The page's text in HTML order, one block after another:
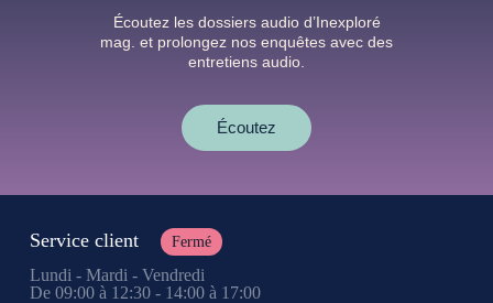
Écoutez les dossiers audio d’Inexploré
mag. et prolongez nos enquêtes avec des
entretiens audio.
Écoutez
Service client Fermé
Lundi - Mardi - Vendredi
De 09:00 à 12:30 - 14:00 à 17:00